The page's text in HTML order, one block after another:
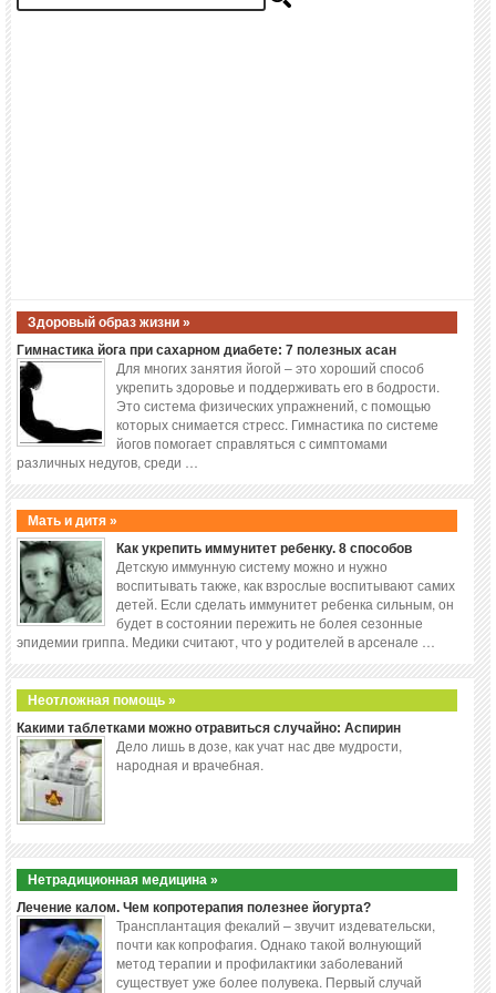
Здоровый образ жизни »
Гимнастика йога при сахарном диабете: 7 полезных асан
Для многих занятия йогой – это хороший способ
укрепить здоровье и поддерживать его в бодрости.
Это система физических упражнений, с помощью
которых снимается стресс. Гимнастика по системе
йогов помогает справляться с симптомами
различных недугов, среди …
Мать и дитя »
Как укрепить иммунитет ребенку. 8 способов
Детскую иммунную систему можно и нужно
воспитывать также, как взрослые воспитывают самих
детей. Если сделать иммунитет ребенка сильным, он
будет в состоянии пережить не болея сезонные
эпидемии гриппа. Медики считают, что у родителей в арсенале …
Неотложная помощь »
Какими таблетками можно отравиться случайно: Аспирин
Дело лишь в дозе, как учат нас две мудрости,
народная и врачебная.
Нетрадиционная медицина »
Лечение калом. Чем копротерапия полезнее йогурта?
Трансплантация фекалий – звучит издевательски,
почти как копрофагия. Однако такой волнующий
метод терапии и профилактики заболеваний
существует уже более полувека. Первый случай